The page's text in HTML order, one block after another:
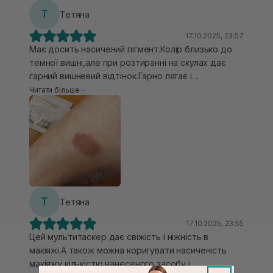
Т Тетяна
17.10.2025, 23:57
Має досить насичений пігмент.Колір близько до
темної вишні,але при розтиранні на скулах дає
гарний вишневий відтінок.Гарно лягає і
відчувається комфортно на шкірі. Мені дуже
подобаються мультитаскери від Unico❤️
Читати більше
Т Тетяна
17.10.2025, 23:55
Цей мультитаскер дає свіжість і ніжність в
макіяжі.А також можна коригувати насиченість
макіяжу кількістю нанесеного засобу і